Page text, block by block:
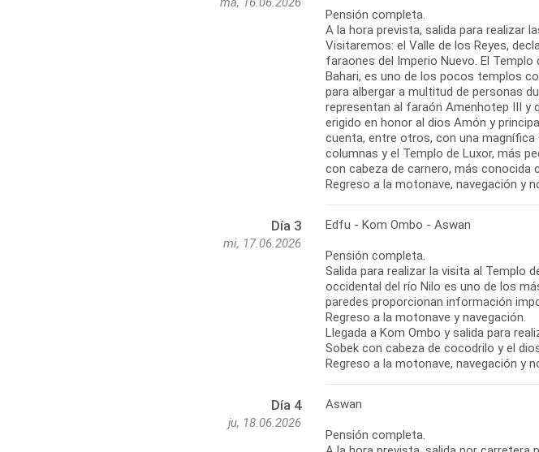
Pensión completa.
A la hora prevista, salida para realizar
Visitaremos: el Valle de los Reyes,
faraones del Imperio Nuevo. El
Bahari, es uno de los pocos templos
para albergar a multitud de personas
representan al faraón Amenhotep III y
erigido en honor al dios Amón y
cuenta, entre otros, con una
columnas y el Templo de Luxor, más
con cabeza de carnero, más conocida
Regreso a la motonave, navegación y
Día 3
mi, 17.06.2026
Edfu - Kom Ombo - Aswan
Pensión completa.
Salida para realizar la visita al Templo
occidental del río Nilo es uno de los
paredes proporcionan información
Regreso a la motonave y navegación.
Llegada a Kom Ombo y salida para
Sobek con cabeza de cocodrilo y el
Regreso a la motonave, navegación y
Día 4
ju, 18.06.2026
Aswan
Pensión completa.